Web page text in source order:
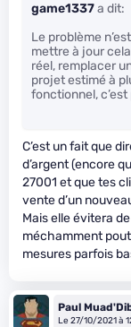
game1337a dit:
Le problème
mettre à jour
réel, remplacer
projet estimé à
fonctionnel,
C’est un fait que
d’argent (encore
27001 et que tes
vente d’un
Mais elle évitera
méchamment
mesures parfois
Paul
Le 27/10/2021 à